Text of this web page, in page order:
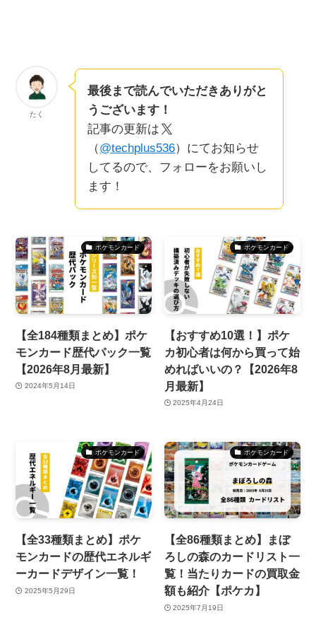
たく
最後まで読んでいただきありがと
うございます！
記事の更新は
（@techplus536）にてお知らせ
してるので、フォローをお願いし
ます！
ポケモンカード
【全184種類まとめ】ポケ
モンカード歴代パック一覧
【2026年8月最新】
2024年5月14日
ポケモンカード
【おすすめ10選！】ポケ
カ初心者は何から買って始
めればいいの？【2026年8
月最新】
2025年4月24日
ポケモンカード
【全33種類まとめ】ポケ
モンカードの歴代エネルギ
ーカードデザイン一覧！
2025年5月29日
ポケモンカード
【全86種類まとめ】まぼ
ろしの森のカードリスト一
覧！当たりカードの買取金
額も紹介【ポケカ】
2025年7月19日